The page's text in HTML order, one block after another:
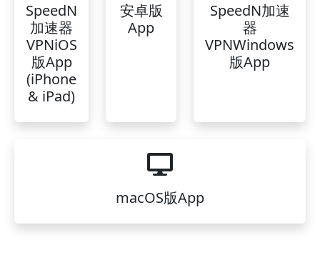
SpeedN
加速器
VPNiOS
版App
(iPhone
& iPad)
安卓版
App
SpeedN加速
器
VPNWindows
版App
macOS版App